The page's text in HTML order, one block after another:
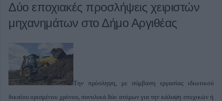
Δύο εποχιακές προσλήψεις χειριστών
μηχανημάτων στο Δήμο Αργιθέας
Την πρόσληψη, με σύμβαση εργασίας ιδιωτικού
δικαίου ορισμένου χρόνου, συνολικά δύο ατόμων για την κάλυψη εποχικών ή